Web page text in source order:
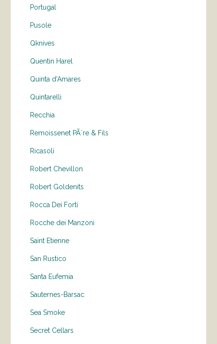
Portugal
Pusole
Qknives
Quentin Harel
Quinta d'Amares
Quintarelli
Recchia
Remoissenet PÃ¨re & Fils
Ricasoli
Robert Chevillon
Robert Goldenits
Rocca Dei Forti
Rocche dei Manzoni
Saint Etienne
San Rustico
Santa Eufemia
Sauternes-Barsac
Sea Smoke
Secret Cellars